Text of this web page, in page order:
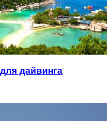
дайвинга